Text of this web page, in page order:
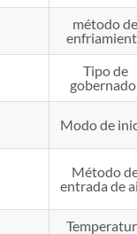
método de
Tipo de
Modo de
Método
entrada de